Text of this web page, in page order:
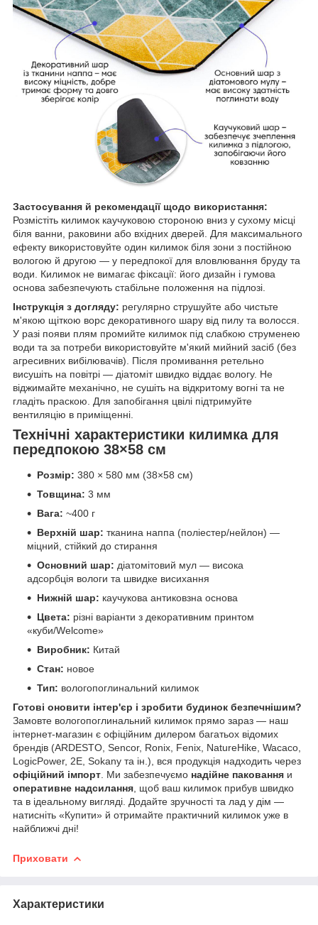
Застосування й рекомендації щодо використання:
Розмістіть килимок каучуковою стороною вниз у сухому місці
біля ванни, раковини або вхідних дверей. Для максимального
ефекту використовуйте один килимок біля зони з постійною
вологою й другою — у передпокої для вловлювання бруду та
води. Килимок не вимагає фіксації: його дизайн і гумова
основа забезпечують стабільне положення на підлозі.
Інструкція з догляду: регулярно струшуйте або чистьте
м'якою щіткою ворс декоративного шару від пилу та волосся.
У разі появи плям промийте килимок під слабкою струменею
води та за потреби використовуйте м'який мийний засіб (без
агресивних вибілювачів). Після промивання ретельно
висушіть на повітрі — діатоміт швидко віддає вологу. Не
віджимайте механічно, не сушіть на відкритому вогні та не
гладіть праскою. Для запобігання цвілі підтримуйте
вентиляцію в приміщенні.
Технічні характеристики килимка для
передпокою 38×58 см
Розмір: 380 × 580 мм (38×58 см)
Товщина: 3 мм
Вага: ~400 г
Верхній шар: тканина наппа (поліестер/нейлон) —
міцний, стійкий до стирання
Основний шар: діатомітовий мул — висока
адсорбція вологи та швидке висихання
Нижній шар: каучукова антиковзна основа
Цвета: різні варіанти з декоративним принтом
«куби/Welcome»
Виробник: Китай
Стан: новое
Тип: вологопоглинальний килимок
Готові оновити інтер'єр і зробити будинок безпечнішим?
Замовте вологопоглинальний килимок прямо зараз — наш
інтернет-магазин є офіційним дилером багатьох відомих
брендів (ARDESTO, Sencor, Ronix, Fenix, NatureHike, Wacaco,
LogicPower, 2E, Sokany та ін.), вся продукція надходить через
офіційний імпорт . Ми забезпечуємо надійне паковання и
оперативне надсилання , щоб ваш килимок прибув швидко
та в ідеальному вигляді. Додайте зручності та лад у дім —
натисніть «Купити» й отримайте практичний килимок уже в
найближчі дні!
Приховати
Характеристики